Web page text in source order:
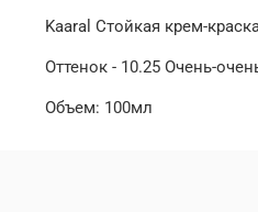
Kaaral Стойкая крем-
Оттенок - 10.25 Очень-
Объем: 100мл